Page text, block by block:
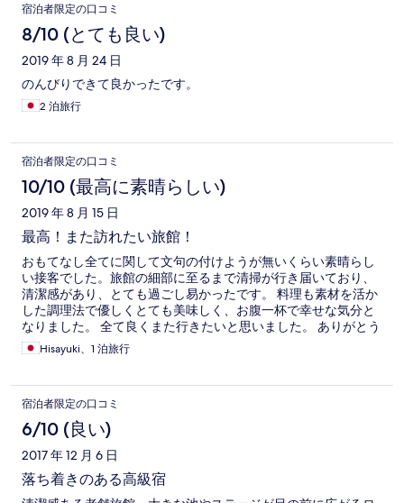
宿泊者限定の口コミ
8/10 (とても良い)
2019 年 8 月 24 日
のんびりできて良かったです。
2 泊旅行
宿泊者限定の口コミ
10/10 (最高に素晴らしい)
2019 年 8 月 15 日
最高！また訪れたい旅館！
おもてなし全てに関して文句の付けようが無いくらい素晴らし
い接客でした。旅館の細部に至るまで清掃が行き届いており、
清潔感があり、とても過ごし易かったです。 料理も素材を活か
した調理法で優しくとても美味しく、お腹一杯で幸せな気分と
なりました。 全て良くまた行きたいと思いました。 ありがとう
ございました。
Hisayuki、1 泊旅行
宿泊者限定の口コミ
6/10 (良い)
2017 年 12 月 6 日
落ち着きのある高級宿